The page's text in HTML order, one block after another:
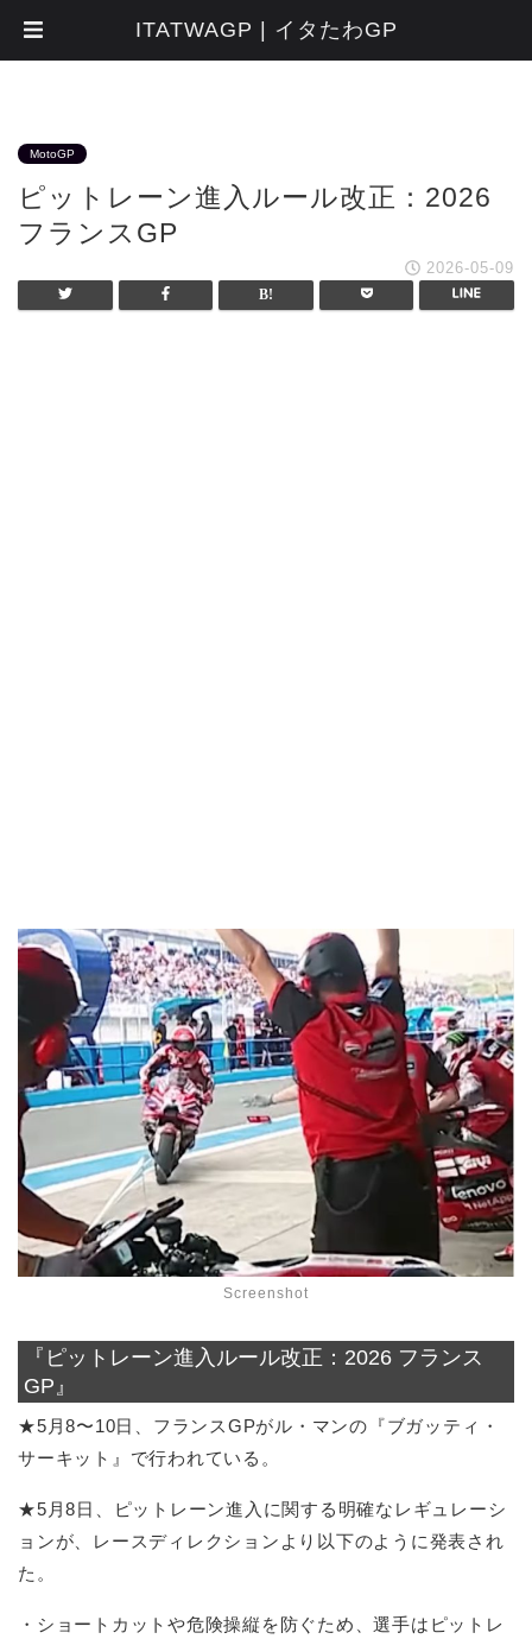
MotoGP
ピットレーン進入ルール改正：2026
フランスGP
2026-05-09
Screenshot
『ピットレーン進入ルール改正：2026 フランス
GP』
★5月8〜10日、フランスGPがル・マンの『ブガッティ・
サーキット』で行われている。
★5月8日、ピットレーン進入に関する明確なレギュレーシ
ョンが、レースディレクションより以下のように発表され
た。
・ショートカットや危険操縦を防ぐため、選手はピットレ
ITATWAGP | イタたわGP